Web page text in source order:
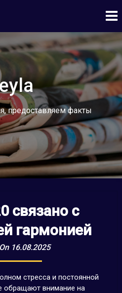
предоставляем факты
связано с
гармонией
16.08.2025
стресса и постоянной
обращают внимание на